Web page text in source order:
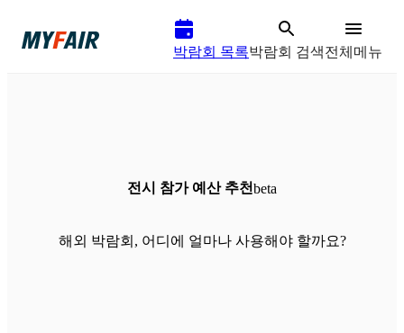
박람회 목록박람회 검색전체메뉴
전시 참가 예산 추천beta
해외 박람회, 어디에 얼마나 사용해야 할까요?